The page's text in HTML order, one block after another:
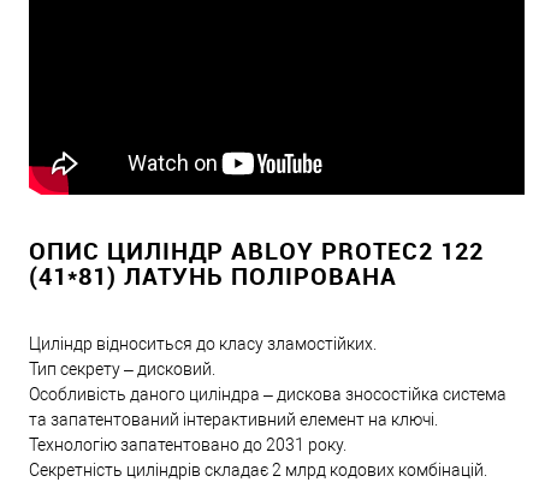
ОПИС ЦИЛІНДР ABLOY PROTEC2 122
(41*81) ЛАТУНЬ ПОЛІРОВАНА
Циліндр відноситься до класу зламостійких.
Тип секрету – дисковий.
Особливість даного циліндра – дискова зносостійка система
та запатентований інтерактивний елемент на ключі.
Технологію запатентовано до 2031 року.
Секретність циліндрів складає 2 млрд кодових комбінацій.